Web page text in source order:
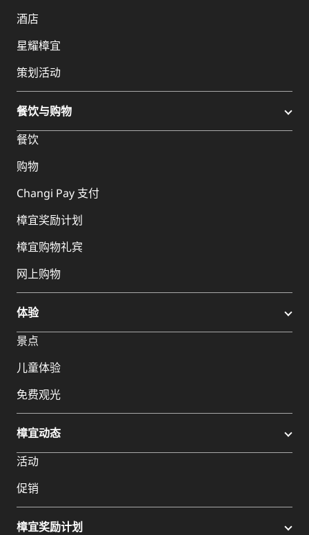
酒店
星耀樟宜
策划活动
餐饮与购物
餐饮
购物
Changi Pay 支付
樟宜奖励计划
樟宜购物礼宾
网上购物
体验
景点
儿童体验
免费观光
樟宜动态
活动
促销
樟宜奖励计划